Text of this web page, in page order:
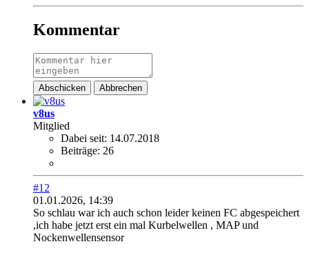
Kommentar
Abschicken Abbrechen
v8us
Mitglied
Dabei seit: 14.07.2018
Beiträge: 26
#12
01.01.2026, 14:39
So schlau war ich auch schon leider keinen FC abgespeichert
,ich habe jetzt erst ein mal Kurbelwellen , MAP und
Nockenwellensensor